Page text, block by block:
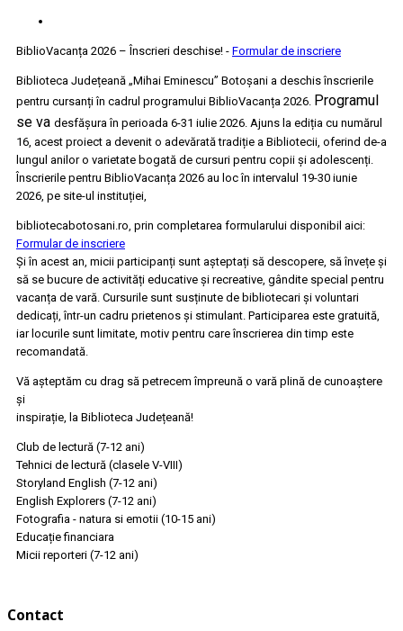
BiblioVacanța 2026 – Înscrieri deschise! - Formular de inscriere
Biblioteca Județeană „Mihai Eminescu” Botoșani a deschis înscrierile
pentru cursanți în cadrul programului BiblioVacanța 2026. Programul
se va desfășura în perioada 6-31 iulie 2026. Ajuns la ediția cu numărul
16, acest proiect a devenit o adevărată tradiție a Bibliotecii, oferind de-a
lungul anilor o varietate bogată de cursuri pentru copii și adolescenți.
Înscrierile pentru BiblioVacanța 2026 au loc în intervalul 19-30 iunie
2026, pe site-ul instituției,
bibliotecabotosani.ro, prin completarea formularului disponibil aici:
Formular de inscriere
Și în acest an, micii participanți sunt așteptați să descopere, să învețe și
să se bucure de activități educative și recreative, gândite special pentru
vacanța de vară. Cursurile sunt susținute de bibliotecari și voluntari
dedicați, într-un cadru prietenos și stimulant. Participarea este gratuită,
iar locurile sunt limitate, motiv pentru care înscrierea din timp este
recomandată.
Vă așteptăm cu drag să petrecem împreună o vară plină de cunoaștere
și
inspirație, la Biblioteca Județeană!
Club de lectură (7-12 ani)
Tehnici de lectură (clasele V-VIII)
Storyland English (7-12 ani)
English Explorers (7-12 ani)
Fotografia - natura si emotii (10-15 ani)
Educație financiara
Micii reporteri (7-12 ani)
Contact